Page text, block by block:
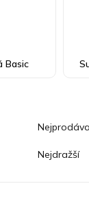
Basic
Ř
a
z
í
Nejdražší